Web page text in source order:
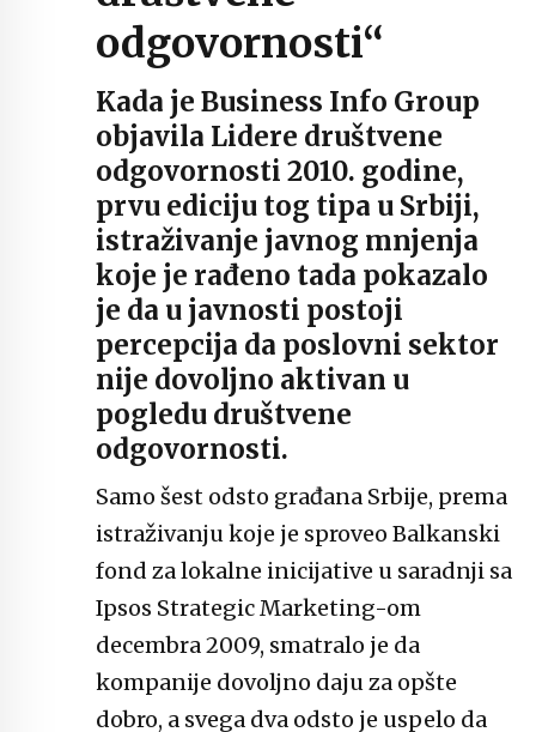
odgovornosti“
Kada je Business Info Group
objavila Lidere društvene
odgovornosti 2010. godine,
prvu ediciju tog tipa u Srbiji,
istraživanje javnog mnjenja
koje je rađeno tada pokazalo
je da u javnosti postoji
percepcija da poslovni sektor
nije dovoljno aktivan u
pogledu društvene
odgovornosti.
Samo šest odsto građana Srbije, prema
istraživanju koje je sproveo Balkanski
fond za lokalne inicijative u saradnji sa
Ipsos Strategic Marketing-om
decembra 2009, smatralo je da
kompanije dovoljno daju za opšte
dobro, a svega dva odsto je uspelo da